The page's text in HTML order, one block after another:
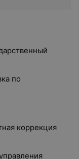
по
коррекция